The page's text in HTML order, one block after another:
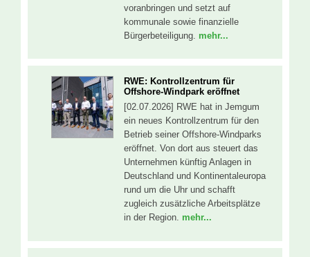
voranbringen und setzt auf
kommunale sowie finanzielle
Bürgerbeteiligung. mehr...
RWE: Kontrollzentrum für
Offshore-Windpark eröffnet
[02.07.2026] RWE hat in Jemgum
ein neues Kontrollzentrum für den
Betrieb seiner Offshore-Windparks
eröffnet. Von dort aus steuert das
Unternehmen künftig Anlagen in
Deutschland und Kontinentaleuropa
rund um die Uhr und schafft
zugleich zusätzliche Arbeitsplätze
in der Region. mehr...